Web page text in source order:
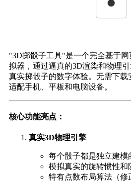
"3D掷骰子工具"是一个完全基于
拟器，通过逼真的3D渲染和物理
真实掷骰子的数字体验。无需下载
适配手机、平板和电脑设备。
核心功能亮点：
真实3D物理引擎
每个骰子都是独立建模
模拟真实的旋转惯性和
特有点数布局算法（修